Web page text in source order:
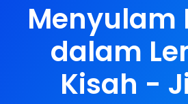
Menyulam
dalam
Kisah -